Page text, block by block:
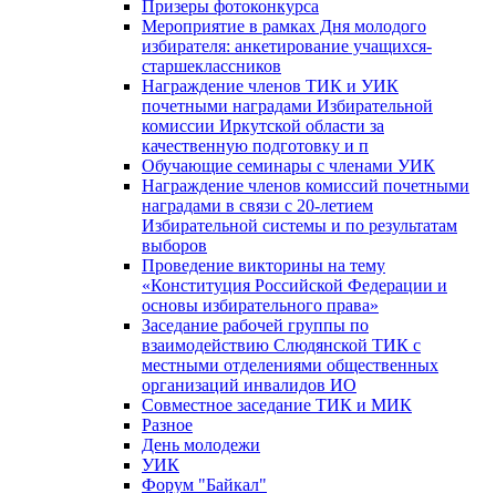
Призеры фотоконкурса
Мероприятие в рамках Дня молодого
избирателя: анкетирование учащихся-
старшеклассников
Награждение членов ТИК и УИК
почетными наградами Избирательной
комиссии Иркутской области за
качественную подготовку и п
Обучающие семинары с членами УИК
Награждение членов комиссий почетными
наградами в связи с 20-летием
Избирательной системы и по результатам
выборов
Проведение викторины на тему
«Конституция Российской Федерации и
основы избирательного права»
Заседание рабочей группы по
взаимодействию Слюдянской ТИК с
местными отделениями общественных
организаций инвалидов ИО
Совместное заседание ТИК и МИК
Разное
День молодежи
УИК
Форум "Байкал"